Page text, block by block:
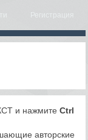
Регистрация
и нажмите Ctrl
авторские